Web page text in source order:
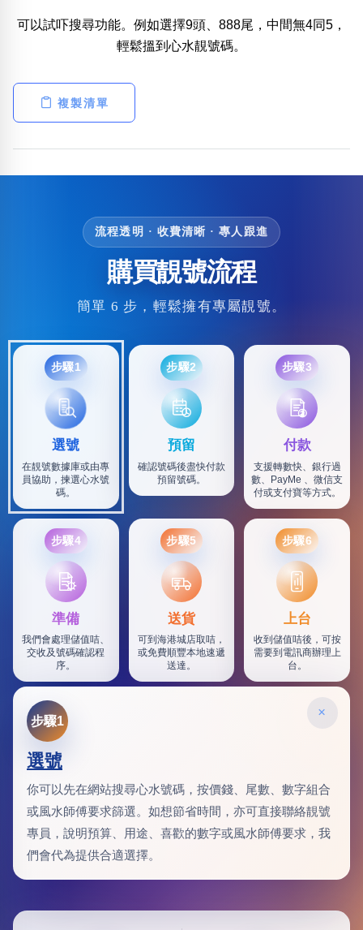
可以試吓搜尋功能。例如選擇9頭、888尾，中間無4同5，
輕鬆搵到心水靚號碼。
複製清單
流程透明 · 收費清晰 · 專人跟進
購買靚號流程
簡單 6 步，輕鬆擁有專屬靚號。
步驟1
選號
在靚號數據庫或由專
員協助，揀選心水號
碼。
步驟2
預留
確認號碼後盡快付款
預留號碼。
步驟3
付款
支援轉數快、銀行過
數、PayMe 、微信支
付或支付寶等方式。
步驟4
準備
我們會處理儲值咭、
交收及號碼確認程
序。
步驟5
SF
送貨
可到海港城店取咭，
或免費順豐本地速遞
送達。
步驟6
上台
收到儲值咭後，可按
需要到電訊商辦理上
台。
×
步驟1
選號
你可以先在網站搜尋心水號碼，按價錢、尾數、數字組合
或風水師傅要求篩選。如想節省時間，亦可直接聯絡靚號
專員，說明預算、用途、喜歡的數字或風水師傅要求，我
們會代為提供合適選擇。